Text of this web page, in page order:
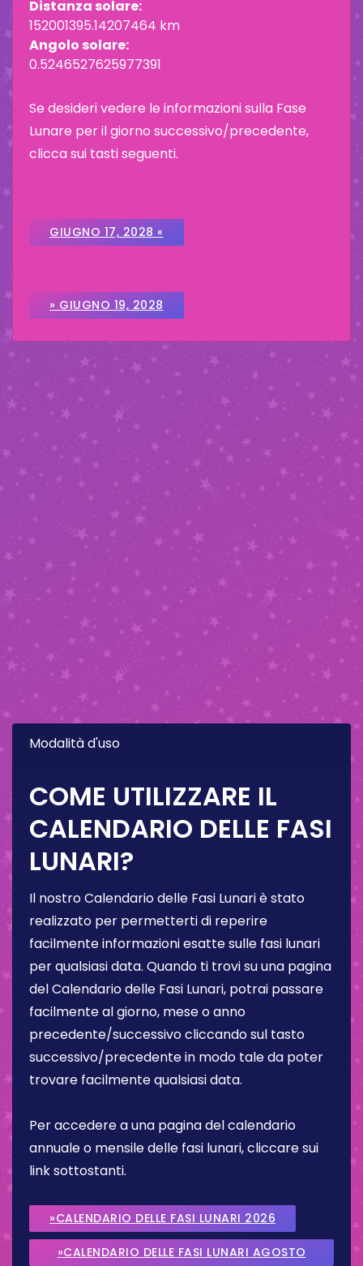
Distanza solare:
152001395.14207464 km
Angolo solare:
0.5246527625977391
Se desideri vedere le informazioni sulla Fase
Lunare per il giorno successivo/precedente,
clicca sui tasti seguenti.
GIUGNO 17, 2028 «
» GIUGNO 19, 2028
Modalità d'uso
COME UTILIZZARE IL
CALENDARIO DELLE FASI
LUNARI?
Il nostro Calendario delle Fasi Lunari è stato
realizzato per permetterti di reperire
facilmente informazioni esatte sulle fasi lunari
per qualsiasi data. Quando ti trovi su una pagina
del Calendario delle Fasi Lunari, potrai passare
facilmente al giorno, mese o anno
precedente/successivo cliccando sul tasto
successivo/precedente in modo tale da poter
trovare facilmente qualsiasi data.
Per accedere a una pagina del calendario
annuale o mensile delle fasi lunari, cliccare sui
link sottostanti.
»CALENDARIO DELLE FASI LUNARI 2026
»CALENDARIO DELLE FASI LUNARI AGOSTO